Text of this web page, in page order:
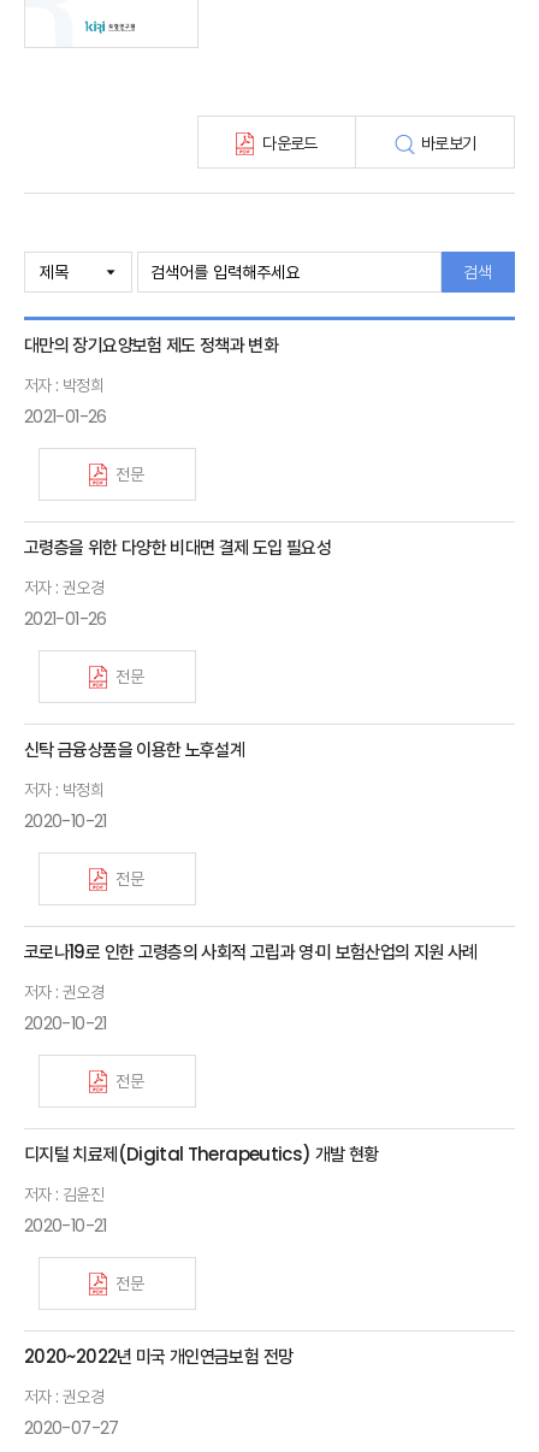
최신보험정보
해외보험금융동향(종간)
다운로드 바로보기
검색
대만의 장기요양보험 제도 정책과 변화
저자 : 박정희
2021-01-26
전문
고령층을 위한 다양한 비대면 결제 도입 필요성
저자 : 권오경
2021-01-26
전문
신탁 금융상품을 이용한 노후설계
저자 : 박정희
2020-10-21
전문
코로나19로 인한 고령층의 사회적 고립과 영·미 보험산업의 지원 사례
저자 : 권오경
2020-10-21
전문
디지털 치료제(Digital Therapeutics) 개발 현황
저자 : 김윤진
2020-10-21
전문
2020~2022년 미국 개인연금보험 전망
저자 : 권오경
2020-07-27